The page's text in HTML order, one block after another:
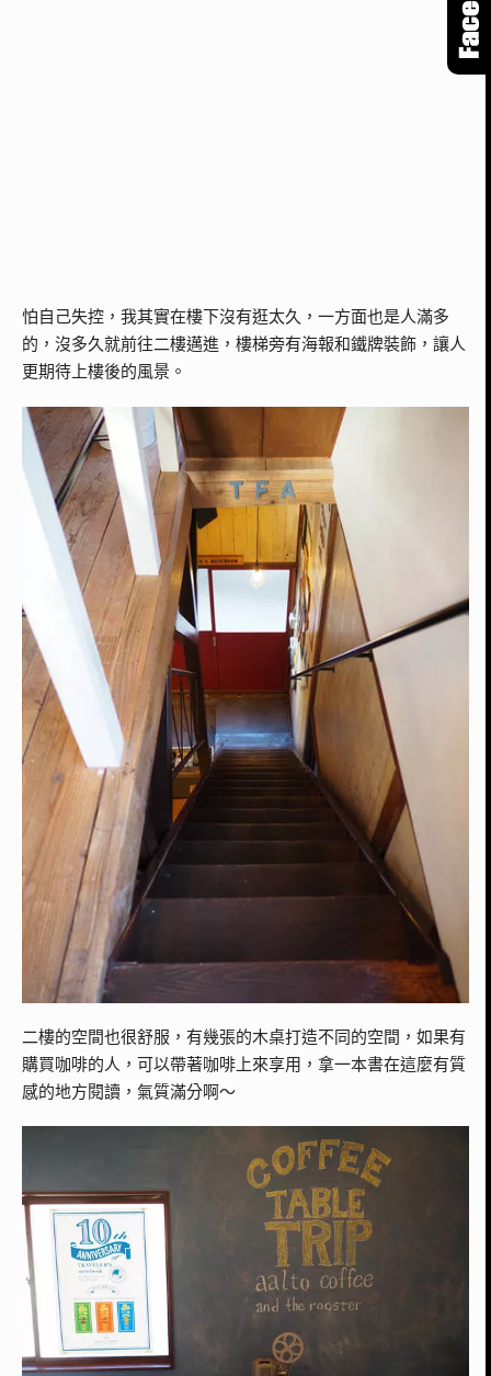
怕自己失控，我其實在樓下沒有逛太久，一方面也是人滿多
的，沒多久就前往二樓邁進，樓梯旁有海報和鐵牌裝飾，讓人
更期待上樓後的風景。
二樓的空間也很舒服，有幾張的木桌打造不同的空間，如果有
購買咖啡的人，可以帶著咖啡上來享用，拿一本書在這麼有質
感的地方閱讀，氣質滿分啊～